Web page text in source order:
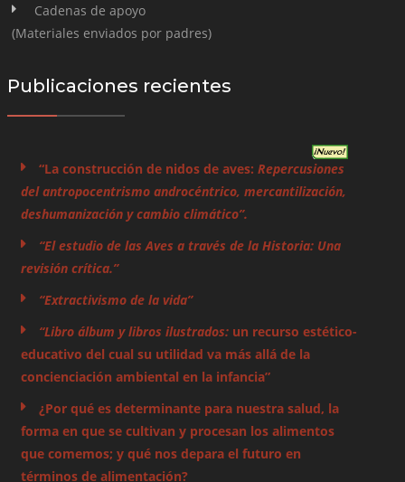
Cadenas de apoyo
(Materiales enviados por padres)
Publicaciones recientes
“La construcción de nidos de aves: Repercusiones
del antropocentrismo androcéntrico, mercantilización,
deshumanización y cambio climático”.
“El estudio de las Aves a través de la Historia: Una
revisión crítica.”
“Extractivismo de la vida”
“Libro álbum y libros ilustrados: un recurso estético-
educativo del cual su utilidad va más allá de la
concienciación ambiental en la infancia”
¿Por qué es determinante para nuestra salud, la
forma en que se cultivan y procesan los alimentos
que comemos; y qué nos depara el futuro en
términos de alimentación?